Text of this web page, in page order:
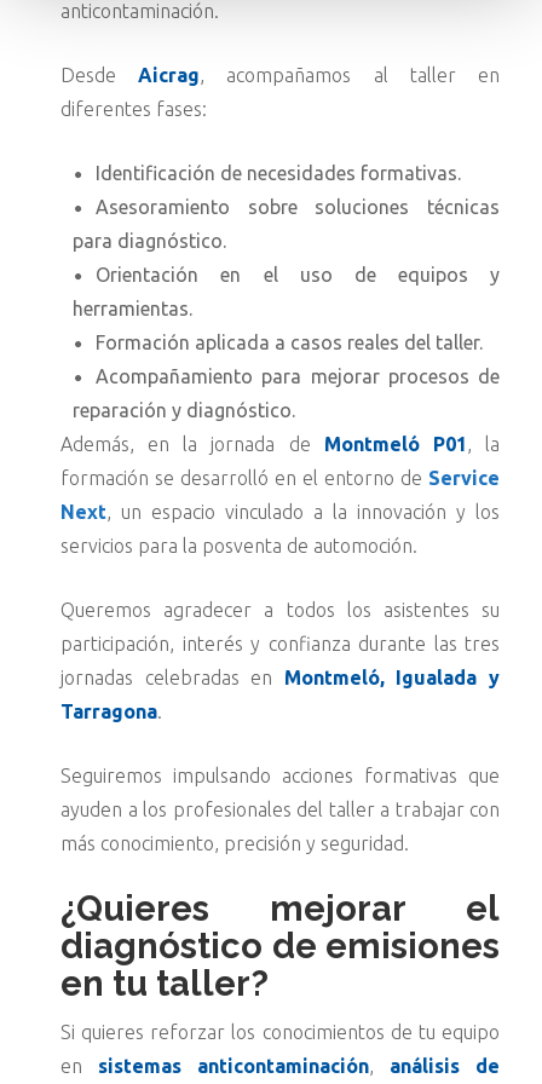
anticontaminación.
DesdeAicrag, acompañamos al taller en
diferentes fases:
Identificación de necesidades formativas.
Asesoramiento sobre soluciones técnicas
para diagnóstico.
Orientación en el uso de equipos y
herramientas.
Formación aplicada a casos reales del taller.
Acompañamiento para mejorar procesos de
reparación y diagnóstico.
Además, en la jornada de Montmeló P01 , la
formación se desarrolló en el entorno de Service
Next, un espacio vinculado a la innovación y los
servicios para la posventa de automoción.
Queremos agradecer a todos los asistentes su
participación, interés y confianza durante las tres
jornadas celebradas en Montmeló, Igualada y
Tarragona.
Seguiremos impulsando acciones formativas que
ayuden a los profesionales del taller a trabajar con
más conocimiento, precisión y seguridad.
¿Quieres mejorar el
diagnóstico de emisiones
en tu taller?
Si quieres reforzar los conocimientos de tu equipo
en sistemas anticontaminación, análisis de